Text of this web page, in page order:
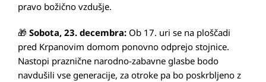
pravo božično vzdušje.
🎁 Sobota, 23. decembra: Ob 17. uri se na ploščadi
pred Krpanovim domom ponovno odprejo stojnice.
Nastopi praznične narodno-zabavne glasbe bodo
navdušili vse generacije, za otroke pa bo poskrbljeno z